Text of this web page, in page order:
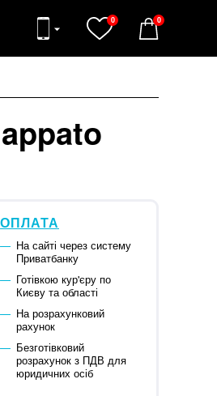
0 0
ОПЛАТА
На сайті через систему
Приватбанку
Готівкою кур'єру по
Києву та області
На розрахунковий
рахунок
Безготівковий
розрахунок з ПДВ для
юридичних осіб